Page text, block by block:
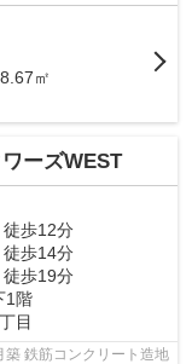
㎡
ーズWEST
徒歩12分
徒歩14分
徒歩19分
1階
目